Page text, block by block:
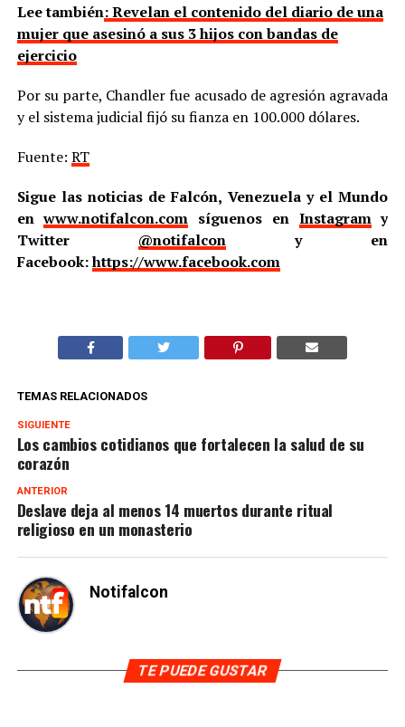
Lee también: Revelan el contenido del diario de una
mujer que asesinó a sus 3 hijos con bandas de
ejercicio
Por su parte, Chandler fue acusado de agresión agravada
y el sistema judicial fijó su fianza en 100.000 dólares.
Fuente: RT
Sigue las noticias de Falcón, Venezuela y el Mundo
enwww.notifalcon.com síguenos en Instagramy
Twitter @notifalcony en
Facebook:https://www.facebook.com
TEMAS RELACIONADOS
SIGUIENTE
Los cambios cotidianos que fortalecen la salud de su
corazón
ANTERIOR
Deslave deja al menos 14 muertos durante ritual
religioso en un monasterio
Notifalcon
TE PUEDE GUSTAR